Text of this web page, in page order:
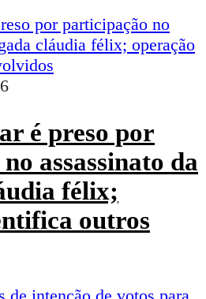
é preso por
assassinato da
félix;
outros